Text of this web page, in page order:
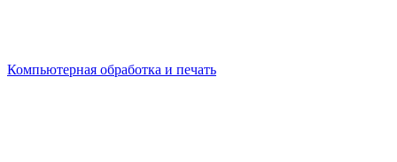
Компьютерная обработка и печать